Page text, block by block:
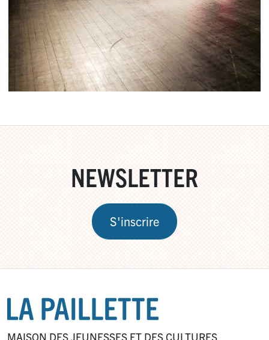
NEWSLETTER
S'inscrire
MAISON DES JEUNESSES ET DES CULTURES